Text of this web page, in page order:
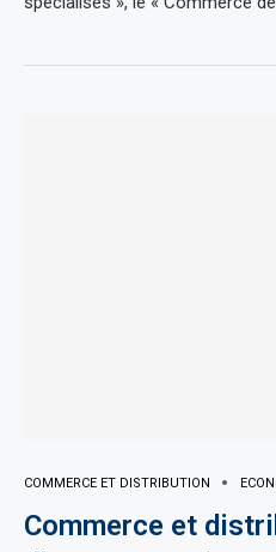
COMMERCE ET DISTRIBUTION
Commerce et